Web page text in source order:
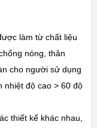
làm từ chất liệu
nóng, thân
cho người sử dụng
nhiệt độ cao > 60 độ
thiết kế khác nhau,